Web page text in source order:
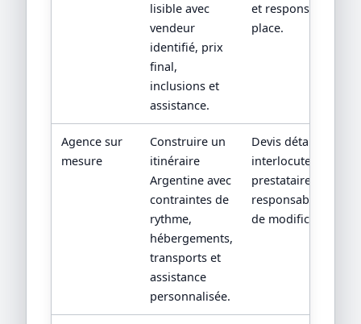
lisible avec
vendeur
identifié, prix
final,
inclusions et
assistance.
et responsabilité
place.
Agence sur
mesure
Construire un
itinéraire
Argentine avec
contraintes de
rythme,
hébergements,
transports et
assistance
personnalisée.
Devis détaillé,
interlocuteur,
prestataires locaux
responsabilités en
de modification.